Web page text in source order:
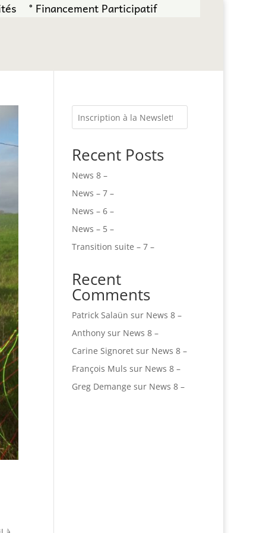
° Financement Participatif
Recent Posts
News 8 –
News – 7 –
News – 6 –
News – 5 –
Transition suite – 7 –
Recent
Comments
Patrick Salaün sur News 8 –
Anthonysur News 8 –
Carine Signoretsur News 8 –
François Muls sur News 8 –
Greg Demange sur News 8 –